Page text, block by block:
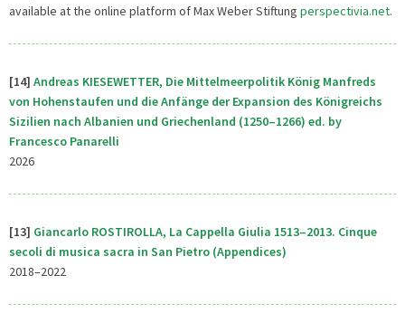
available at the online platform of Max Weber Stiftung perspectivia.net.
[14] Andreas KIESEWETTER, Die Mittelmeerpolitik König Manfreds
von Hohenstaufen und die Anfänge der Expansion des Königreichs
Sizilien nach Albanien und Griechenland (1250–1266) ed. by
Francesco Panarelli
2026
[13] Giancarlo ROSTIROLLA, La Cappella Giulia 1513–2013. Cinque
secoli di musica sacra in San Pietro (Appendices)
2018–2022